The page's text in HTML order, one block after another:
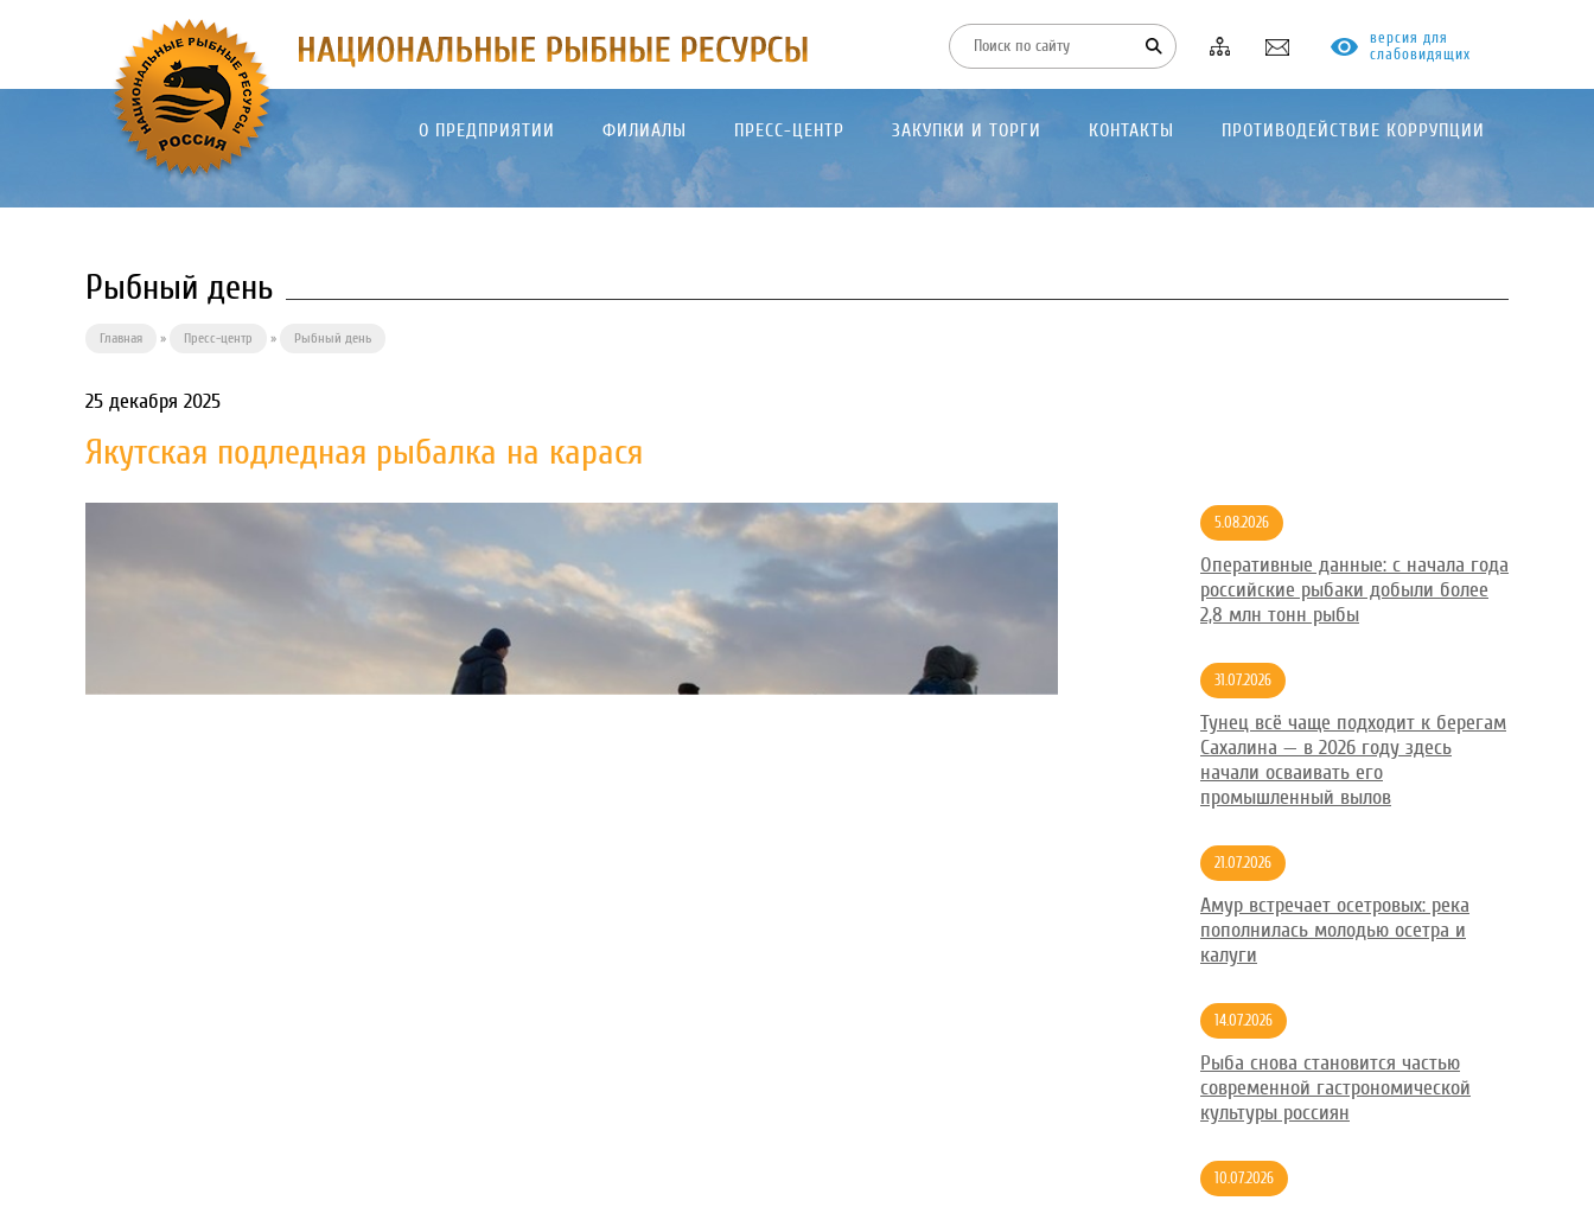
версия для
слабовидящих
О ПРЕДПРИЯТИИ ФИЛИАЛЫ ПРЕСС-ЦЕНТР ЗАКУПКИ И ТОРГИ КОНТАКТЫ ПРОТИВОДЕЙСТВИЕ КОРРУПЦИИ
Рыбный день
Главная » Пресс-центр » Рыбный день
25 декабря 2025
Якутская подледная рыбалка на карася
5.08.2026
Оперативные данные: с начала года
российские рыбаки добыли более
2,8 млн тонн рыбы
31.07.2026
Тунец всё чаще подходит к берегам
Сахалина — в 2026 году здесь
начали осваивать его
промышленный вылов
21.07.2026
Амур встречает осетровых: река
пополнилась молодью осетра и
калуги
14.07.2026
Рыба снова становится частью
современной гастрономической
культуры россиян
10.07.2026